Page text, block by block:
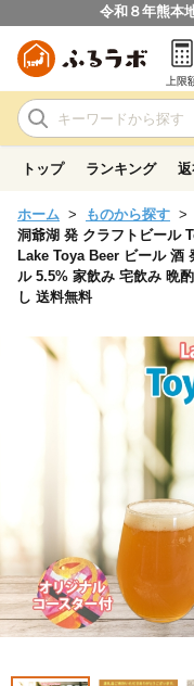
令和８年熊本
上限
トップ ランキング
ホーム ものから探す
洞爺湖 発 クラフトビール
Lake Toya Beer ビール 酒
ル 5.5% 家飲み 宅飲み 晩
し 送料無料